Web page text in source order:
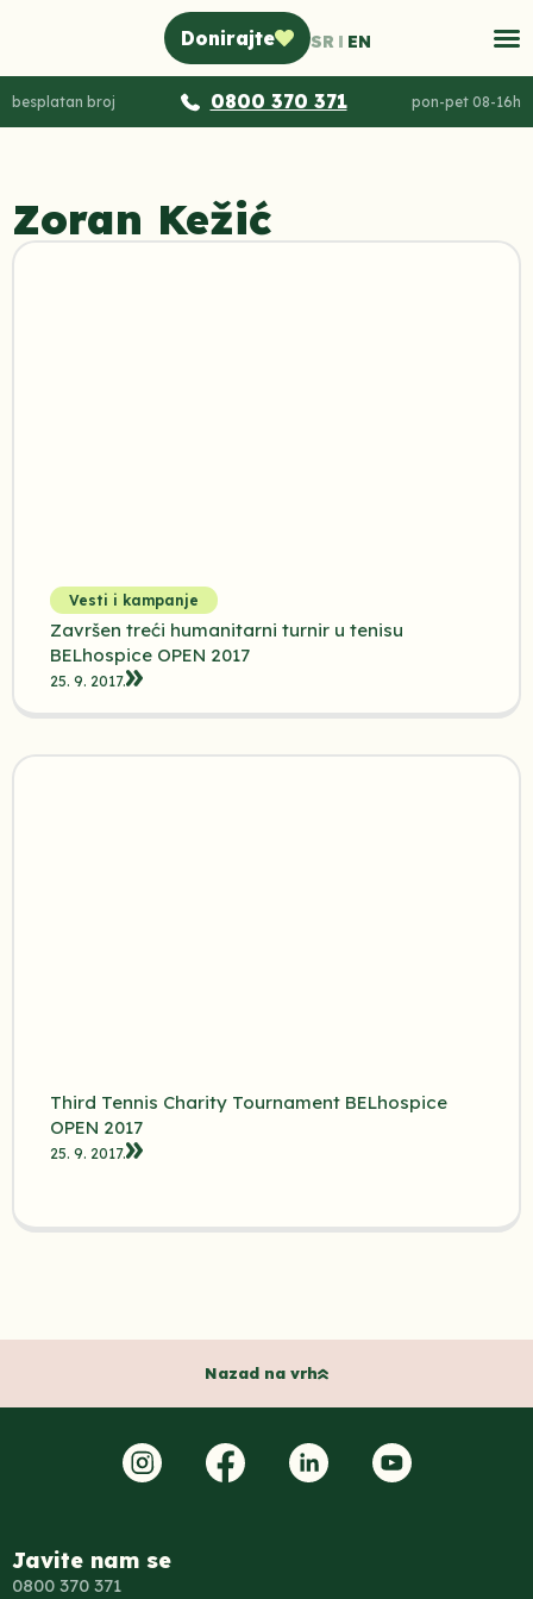
Donirajte SR EN
besplatan broj 0800 370 371 pon-pet 08-16h
Zoran Kežić
Vesti i kampanje
Završen treći humanitarni turnir u tenisu
BELhospice OPEN 2017
25. 9. 2017.
Third Tennis Charity Tournament BELhospice
OPEN 2017
25. 9. 2017.
Nazad na vrh
Javite nam se
0800 370 371